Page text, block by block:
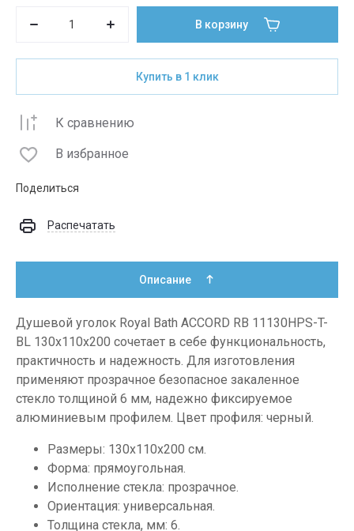
В корзину
Купить в 1 клик
К сравнению
В избранное
Поделиться
Распечатать
Описание
Душевой уголок Royal Bath ACCORD RB 11130HPS-T-
BL 130x110x200 сочетает в себе функциональность,
практичность и надежность. Для изготовления
применяют прозрачное безопасное закаленное
стекло толщиной 6 мм, надежно фиксируемое
алюминиевым профилем. Цвет профиля: черный.
Размеры: 130х110х200 см.
Форма: прямоугольная.
Исполнение стекла: прозрачное.
Ориентация: универсальная.
Толщина стекла, мм: 6.